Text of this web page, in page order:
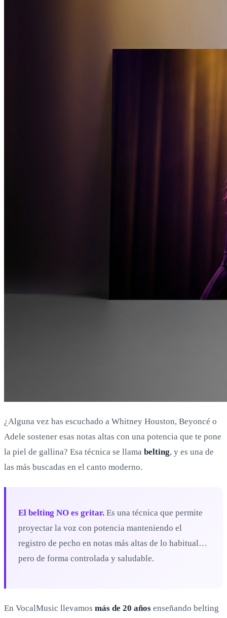
¿Alguna vez has escuchado a Whitney Houston, Beyoncé o
Adele sostener esas notas altas con una potencia que te pone
la piel de gallina? Esa técnica se llama belting, y es una de
las más buscadas en el canto moderno.
El belting NO es gritar. Es una técnica que permite
proyectar la voz con potencia manteniendo el
registro de pecho en notas más altas de lo habitual…
pero de forma controlada y saludable.
En VocalMusic llevamos más de 20 años enseñando belting